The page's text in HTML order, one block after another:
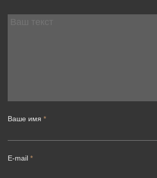
Ваше имя *
E-mail *